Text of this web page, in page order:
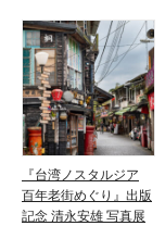
『台湾ノスタルジア
百年老街めぐり』出版
記念 清永安雄 写真展